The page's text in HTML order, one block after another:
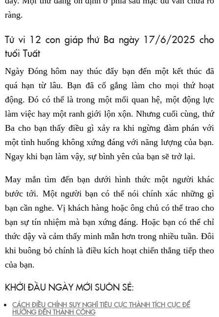
ràng.
Tử vi 12 con giáp thứ Ba ngày 17/6/2025 cho
tuổi Tuất
Ngày Đóng hôm nay thúc đẩy bạn đến một kết thúc đã
quá hạn từ lâu. Bạn đã cố gắng làm cho mọi thứ hoạt
động. Đó có thể là trong một mối quan hệ, một động lực
làm việc hay một ranh giới lộn xộn. Nhưng cuối cùng, thứ
Ba cho bạn thấy điều gì xảy ra khi ngừng đàm phán với
một tình huống không xứng đáng với năng lượng của bạn.
Ngay khi bạn làm vậy, sự bình yên của bạn sẽ trở lại.
May mắn tìm đến bạn dưới hình thức một người khác
bước tới. Một người bạn có thể nói chính xác những gì
bạn cần nghe. Vị khách hàng hoặc ông chủ có thể trao cho
bạn sự tín nhiệm mà bạn xứng đáng. Hoặc bạn có thể chỉ
thức dậy và cảm thấy minh mẫn hơn trong nhiều tuần. Đôi
khi buông bỏ chính là điều kích hoạt chiến thắng tiếp theo
của bạn.
KHỞI ĐẦU NGÀY MỚI SUÔN SẺ:
CÁCH ĐIỀU CHỈNH SUY NGHĨ TIÊU CỰC THÀNH TÍCH CỰC ĐỂ
HƯỚNG ĐẾN THÀNH CÔNG